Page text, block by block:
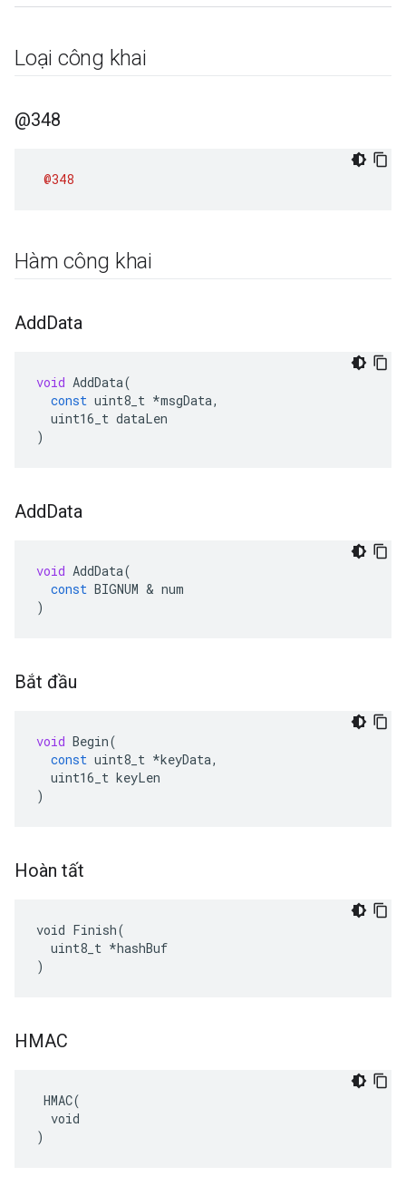
Loại công khai
@348
@348
Hàm công khai
AddData
void AddData(
const uint8_t *msgData,
uint16_t dataLen
)
AddData
void AddData(
const BIGNUM & num
)
Bắt đầu
void Begin(
const uint8_t *keyData,
uint16_t keyLen
)
Hoàn tất
void Finish(
  uint8_t *hashBuf
)
HMAC
HMAC(
  void
)